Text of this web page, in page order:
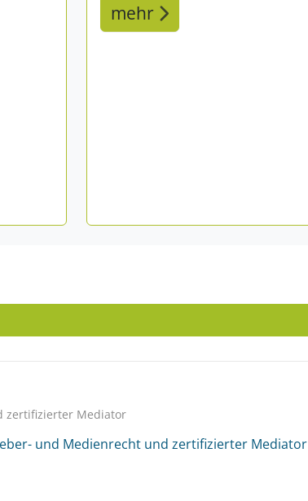
mehr
zertifizierter Mediator
und Medienrecht und zertifizierter Mediator